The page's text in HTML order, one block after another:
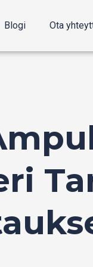
Blogi Ota